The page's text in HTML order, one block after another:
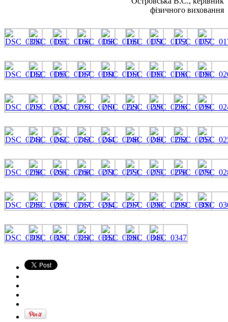
фізичного виховання